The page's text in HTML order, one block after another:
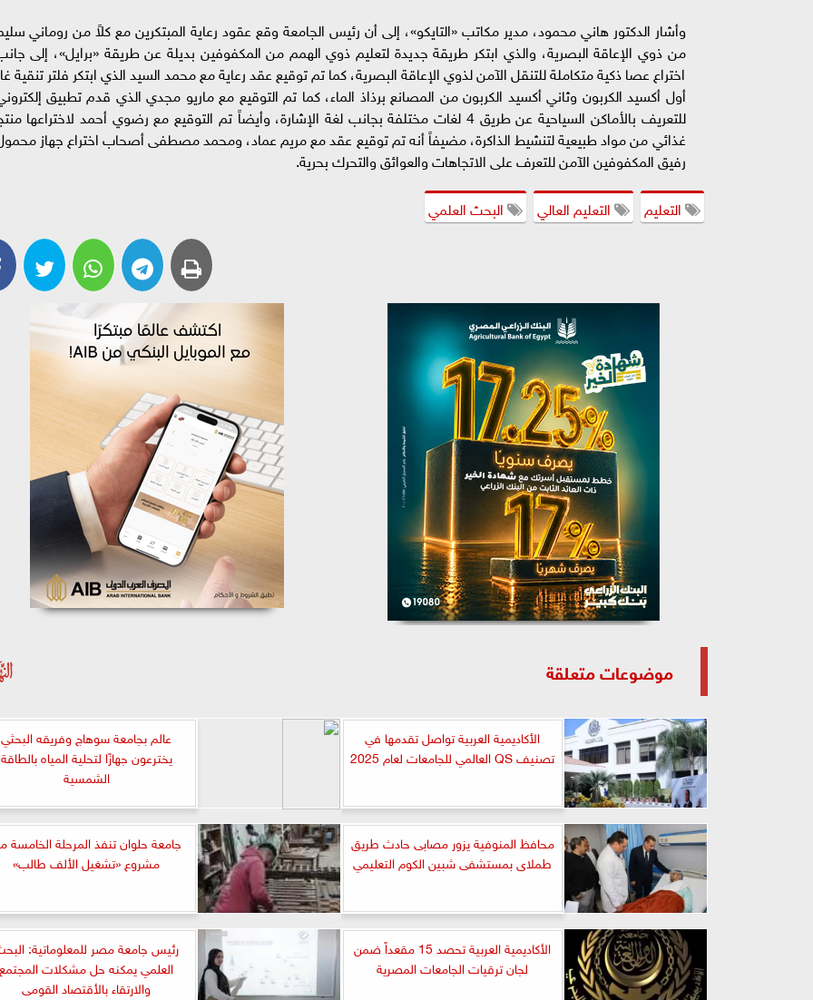
وأشار الدكتور هاني محمود، مدير مكاتب «التايكو»، إلى أن رئيس الجامعة وقع عقود رعاية المبتكرين مع كلاً من روماني
من ذوي الإعاقة البصرية، والذي ابتكر طريقة جديدة لتعليم ذوي الهمم من المكفوفين بديلة عن طريقة «برايل»، إلى
اختراع عصا ذكية متكاملة للتنقل الآمن لذوي الإعاقة البصرية، كما تم توقيع عقد رعاية مع محمد السيد الذي ابتكر فلتر تنقية
أول أكسيد الكربون وثاني أكسيد الكربون من المصانع برذاذ الماء، كما تم التوقيع مع ماريو مجدي الذي قدم تطبيق
للتعريف بالأماكن السياحية عن طريق 4 لغات مختلفة بجانب لغة الإشارة، وأيضاً تم التوقيع مع رضوي أحمد لاختراعها
غذائي من مواد طبيعية لتنشيط الذاكرة، مضيفاً أنه تم توقيع عقد مع مريم عماد، ومحمد مصطفى أصحاب اختراع جهاز
رفيق المكفوفين الآمن للتعرف على الاتجاهات والعوائق والتحرك بحرية.
التعليم
التعليم العالي البحث العلمي
موضوعات متعلقة
الأكاديمية العربية تواصل تقدمها في
تصنيف QS العالمي للجامعات لعام 2025
عالم بجامعة سوهاج وفريقه البحثي
يخترعون جهازًا لتحلية المياه بالطاقة
الشمسية
محافظ المنوفية يزور مصابى حادث طريق
طملاى بمستشفى شبين الكوم التعليمي
جامعة حلوان تنفذ المرحلة الخامسة
مشروع «تشغيل الألف طالب»
الأكاديمية العربية تحصد 15 مقعداً ضمن
لجان ترقيات الجامعات المصرية
رئيس جامعة مصر للمعلوماتية:
العلمي يمكنه حل مشكلات المجتمع
والارتقاء بالأقتصاد القومى